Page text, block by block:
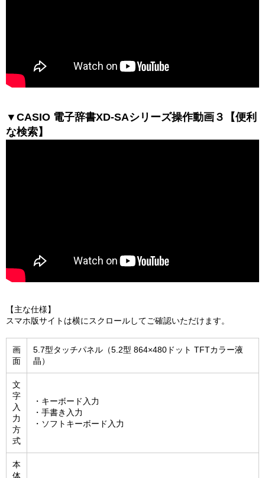
▼CASIO 電子辞書XD-SAシリーズ操作動画３【便利
な検索】
【主な仕様】
スマホ版サイトは横にスクロールしてご確認いただけます。
画
面
5.7型タッチパネル（5.2型 864×480ドット TFTカラー液
晶）
文
字
入
力
方
式
・キーボード入力
・手書き入力
・ソフトキーボード入力
本
体